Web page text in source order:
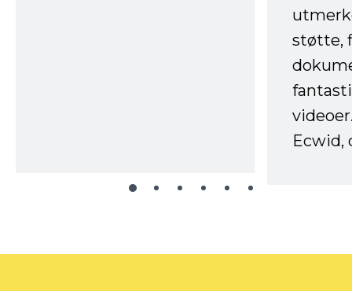
støtte,
Ecwid,